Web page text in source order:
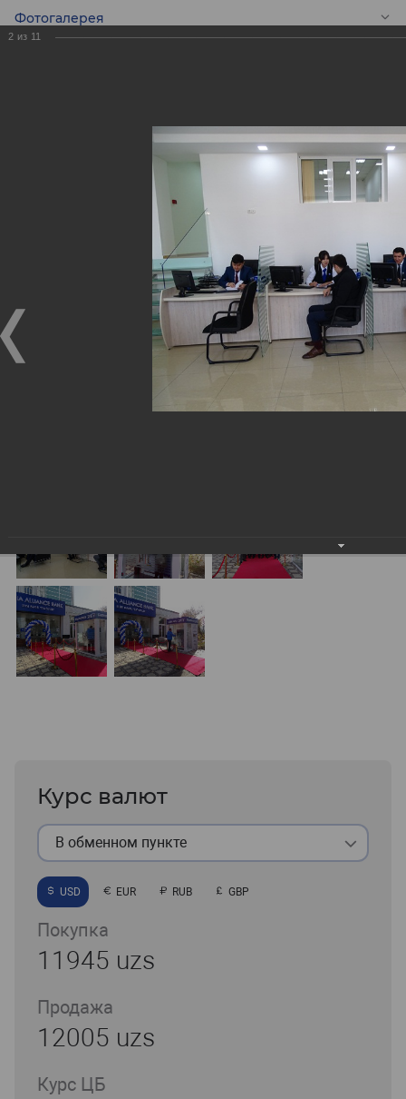
Фотогалерея
Новый Мини банк
«Дустлик»!
Новый Мини банк «Дустлик»!
Курс валют
В обменном пункте
USD EUR RUB GBP
Покупка
11945 uzs
Продажа
12005 uzs
Курс ЦБ
2 из 11